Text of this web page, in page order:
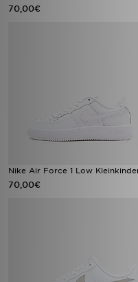
70,00€
Nike Air Force 1 Low
70,00€